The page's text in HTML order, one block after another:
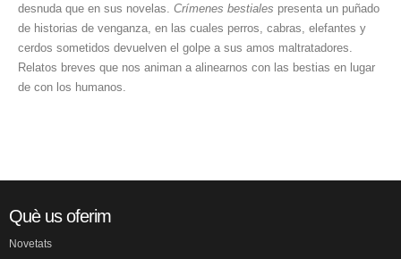
desnuda que en sus novelas. Crímenes bestiales presenta un puñado
de historias de venganza, en las cuales perros, cabras, elefantes y
cerdos sometidos devuelven el golpe a sus amos maltratadores.
Relatos breves que nos animan a alinearnos con las bestias en lugar
de con los humanos.
Què us oferim
Novetats